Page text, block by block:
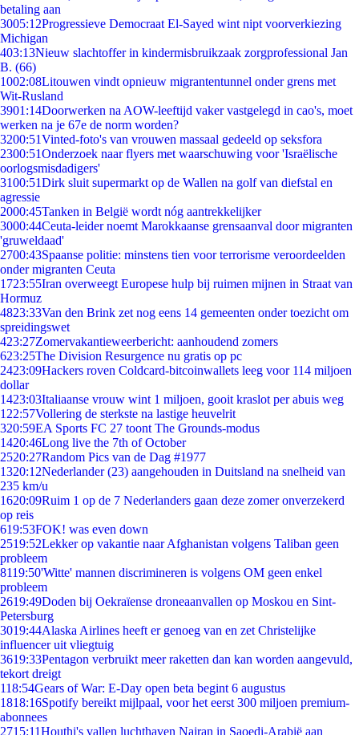
betaling aan
3005:12Progressieve Democraat El-Sayed wint nipt voorverkiezing
Michigan
403:13Nieuw slachtoffer in kindermisbruikzaak zorgprofessional Jan
B. (66)
1002:08Litouwen vindt opnieuw migrantentunnel onder grens met
Wit-Rusland
3901:14Doorwerken na AOW-leeftijd vaker vastgelegd in cao's, moet
werken na je 67e de norm worden?
3200:51Vinted-foto's van vrouwen massaal gedeeld op seksfora
2300:51Onderzoek naar flyers met waarschuwing voor 'Israëlische
oorlogsmisdadigers'
3100:51Dirk sluit supermarkt op de Wallen na golf van diefstal en
agressie
2000:45Tanken in België wordt nóg aantrekkelijker
3000:44Ceuta-leider noemt Marokkaanse grensaanval door migranten
'gruweldaad'
2700:43Spaanse politie: minstens tien voor terrorisme veroordeelden
onder migranten Ceuta
1723:55Iran overweegt Europese hulp bij ruimen mijnen in Straat van
Hormuz
4823:33Van den Brink zet nog eens 14 gemeenten onder toezicht om
spreidingswet
423:27Zomervakantieweerbericht: aanhoudend zomers
623:25The Division Resurgence nu gratis op pc
2423:09Hackers roven Coldcard-bitcoinwallets leeg voor 114 miljoen
dollar
1423:03Italiaanse vrouw wint 1 miljoen, gooit kraslot per abuis weg
1 22:57Vollering de sterkste na lastige heuvelrit
320:59EA Sports FC 27 toont The Grounds-modus
1420:46Long live the 7th of October
2520:27Random Pics van de Dag #1977
1320:12Nederlander (23) aangehouden in Duitsland na snelheid van
235 km/u
1620:09Ruim 1 op de 7 Nederlanders gaan deze zomer onverzekerd
op reis
619:53FOK! was even down
2519:52Lekker op vakantie naar Afghanistan volgens Taliban geen
probleem
8119:50'Witte' mannen discrimineren is volgens OM geen enkel
probleem
2619:49Doden bij Oekraïense droneaanvallen op Moskou en Sint-
Petersburg
3019:44Alaska Airlines heeft er genoeg van en zet Christelijke
influencer uit vliegtuig
3619:33Pentagon verbruikt meer raketten dan kan worden aangevuld,
tekort dreigt
118:54Gears of War: E-Day open beta begint 6 augustus
1818:16Spotify bereikt mijlpaal, voor het eerst 300 miljoen premium-
abonnees
2715:11Houthi's vallen luchthaven Najran in Saoedi-Arabië aan